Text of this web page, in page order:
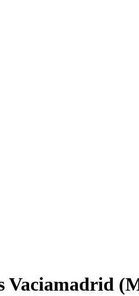
Vaciamadrid (